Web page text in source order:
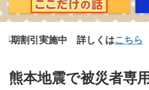
中 詳しくは こちら
熊本地震で被災者専